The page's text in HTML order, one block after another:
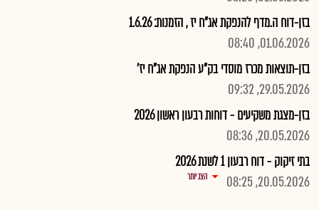
בזן-דוח ה.מדף להנפקת אג"ח יז , הזמנות: 1.6.26
01.06.2026, 08:40
בזן-תוצאות מכרז מוסדי בק"ע הנפקת אג"ח יז'
29.05.2026, 09:32
בזן-מצגת משקיעים - דוחות רבעון ראשון 2026
20.05.2026, 08:36
בתי זיקוק - דוח רבעון 1 לשנת 2026
20.05.2026, 08:25
הצג יותר